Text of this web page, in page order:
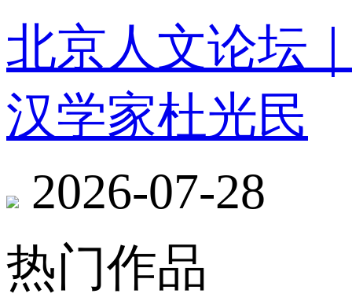
北京人文论坛
汉学家杜光民
2026-07-28
热门作品